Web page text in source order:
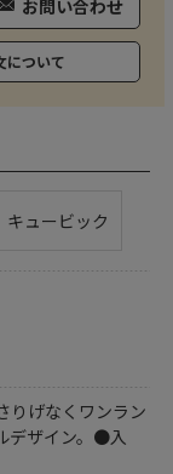
お問い合わせ
について
キュービック
りげなくワンラン
デザイン。●入